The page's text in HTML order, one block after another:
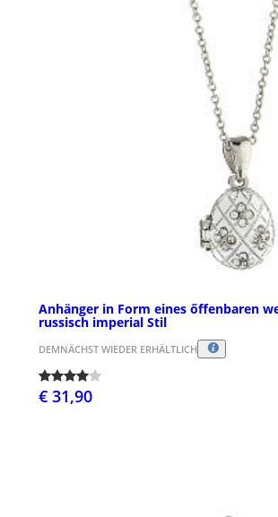
Anhänger in Form eines őffenbaren
russisch imperial Stil
DEMNÄCHST WIEDER ERHÄLTLICH
€ 31,90